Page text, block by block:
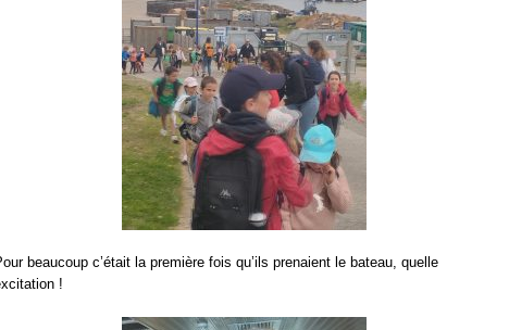
beaucoup c’était la première fois qu’ils prenaient le bateau, quelle
!